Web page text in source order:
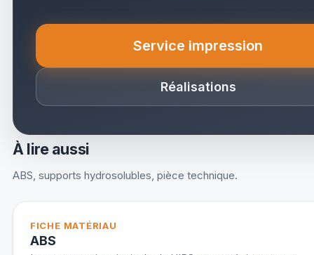
Service impression
(nouvel onglet)
Réalisations
À lire aussi
ABS, supports hydrosolubles, pièce technique.
FICHE MATÉRIAU
ABS